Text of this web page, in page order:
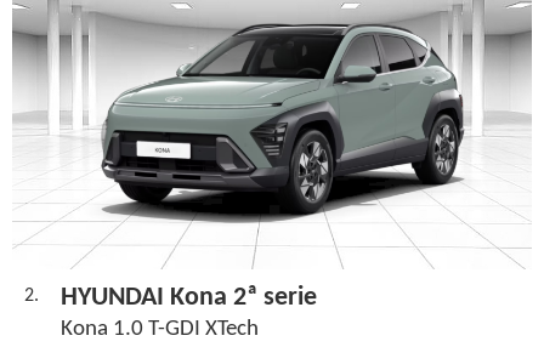
2. HYUNDAI Kona 2ª serie
Kona 1.0 T-GDI XTech